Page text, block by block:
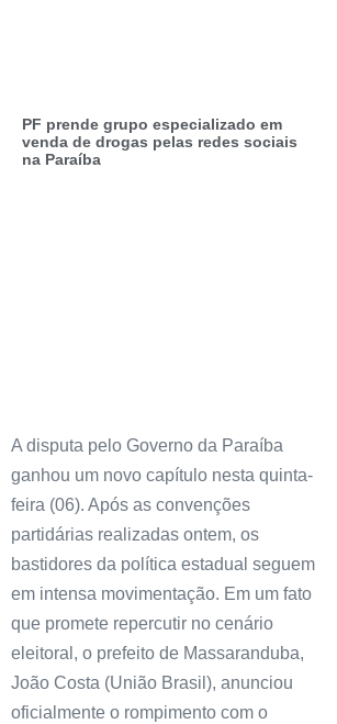
PF prende grupo especializado em
venda de drogas pelas redes sociais
na Paraíba
A disputa pelo Governo da Paraíba
ganhou um novo capítulo nesta quinta-
feira (06). Após as convenções
partidárias realizadas ontem, os
bastidores da política estadual seguem
em intensa movimentação. Em um fato
que promete repercutir no cenário
eleitoral, o prefeito de Massaranduba,
João Costa (União Brasil), anunciou
oficialmente o rompimento com o